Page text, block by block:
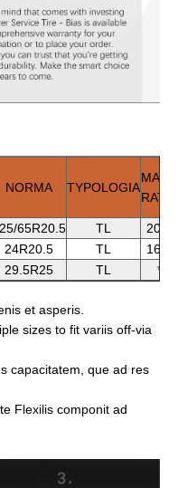
NORMA TYPOLOGIA
65R20.5 TL
20PR
24R20.5
TL
16PR
29.5R25
TL **
et asperis.
sizes to fit variis off-via
capacitatem, que ad res
Flexilis componit ad